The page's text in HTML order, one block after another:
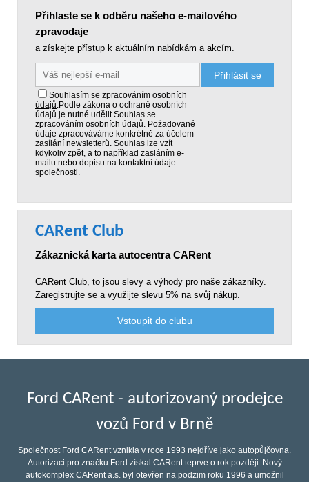
Přihlaste se k odběru našeho e-mailového
zpravodaje
a získejte přístup k aktuálním nabídkám a akcím.
Přihlásit se
Souhlasím se zpracováním osobních
údajů.Podle zákona o ochraně osobních
údajů je nutné udělit Souhlas se
zpracováním osobních údajů. Požadované
údaje zpracováváme konkrétně za účelem
zasílání newsletterů. Souhlas lze vzít
kdykoliv zpět, a to například zasláním e-
mailu nebo dopisu na kontaktní údaje
společnosti.
CARent Club
Zákaznická karta autocentra CARent
CARent Club, to jsou slevy a výhody pro naše zákazníky.
Zaregistrujte se a využijte slevu 5% na svůj nákup.
Vstoupit do clubu
Ford CARent - autorizovaný prodejce
vozů Ford v Brně
Společnost Ford CARent vznikla v roce 1993 nejdříve jako autopůjčovna.
Autorizaci pro značku Ford získal CARent teprve o rok později. Nový
autokomplex CARent a.s. byl otevřen na podzim roku 1996 a umožnil